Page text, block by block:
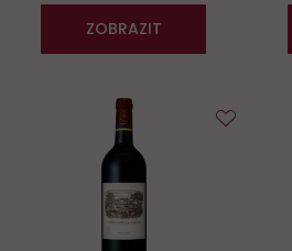
ZOBRAZIT